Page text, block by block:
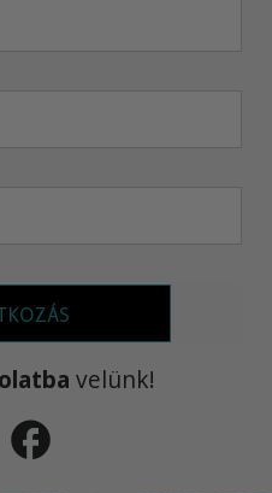
velünk!